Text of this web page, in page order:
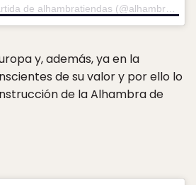
y, además, ya en la
de su valor y por ello lo
de la Alhambra de